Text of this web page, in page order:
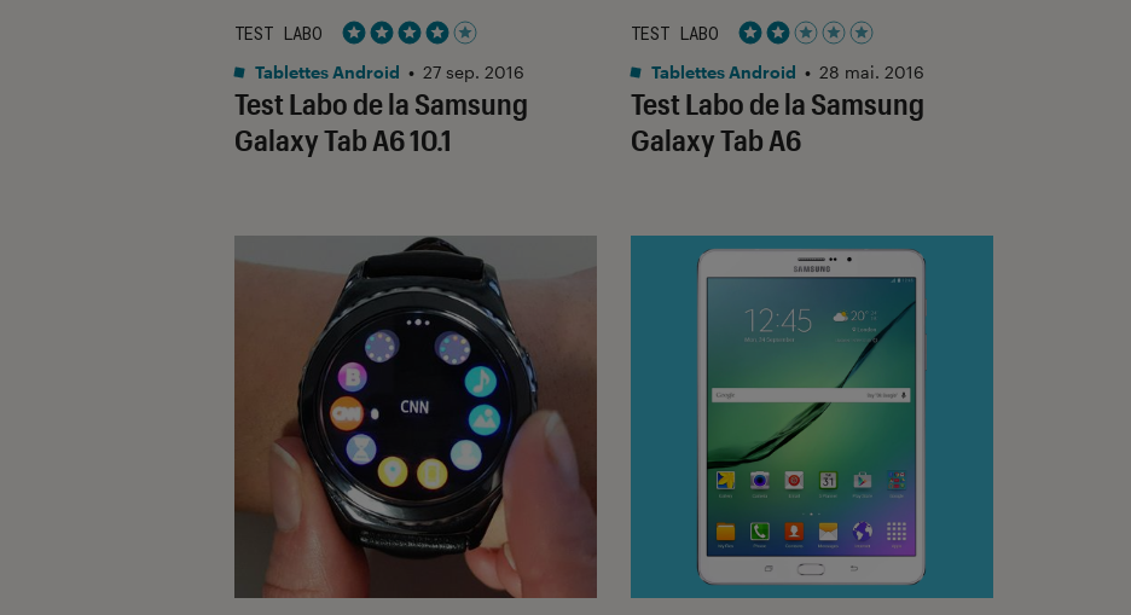
Test Labo de la Samsung
Galaxy Tab A6 10.1
TEST LABO
Noté 4 étoiles sur 5
Tablettes Android • 27 sep. 2016
Test Labo de la Samsung
Galaxy Tab A6
TEST LABO
Noté 2 étoiles sur 5
Tablettes Android • 28 mai. 2016